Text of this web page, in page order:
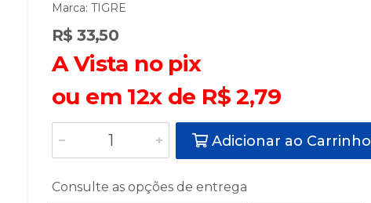
Marca: TIGRE
R$ 33,50
A Vista no pix
ou em 12x de R$ 2,79
Adicionar ao Carrinho
Consulte as opções de entrega